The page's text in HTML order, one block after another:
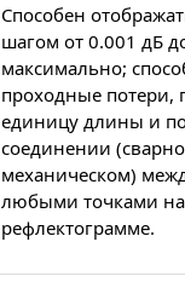
Способен
шагом от 0.001 дБ
максимально;
проходные потери,
единицу длины и
соединении
механическом)
любыми точками на
рефлектограмме.